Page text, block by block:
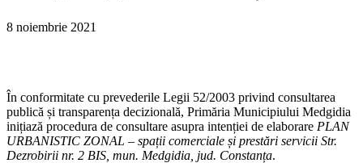
8 noiembrie 2021
În conformitate cu prevederile Legii 52/2003 privind consultarea
publică și transparența decizională, Primăria Municipiului Medgidia
inițiază procedura de consultare asupra intenției de elaborare PLAN
URBANISTIC ZONAL – spații comerciale și prestări servicii Str.
Dezrobirii nr. 2 BIS, mun. Medgidia, jud. Constanța.